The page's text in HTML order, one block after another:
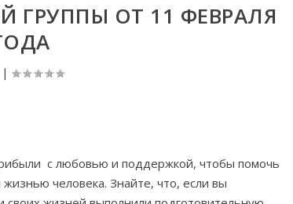
ГРУППЫ ОТ 11 ФЕВРАЛЯ
|
с любовью и поддержкой, чтобы помочь
человека. Знайте, что, если вы